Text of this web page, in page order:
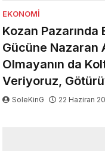
EKONOMI
Kozan Pazarında
Gücüne Nazaran
Olmayanın da
Veriyoruz,
SoleKinG 22 Haziran